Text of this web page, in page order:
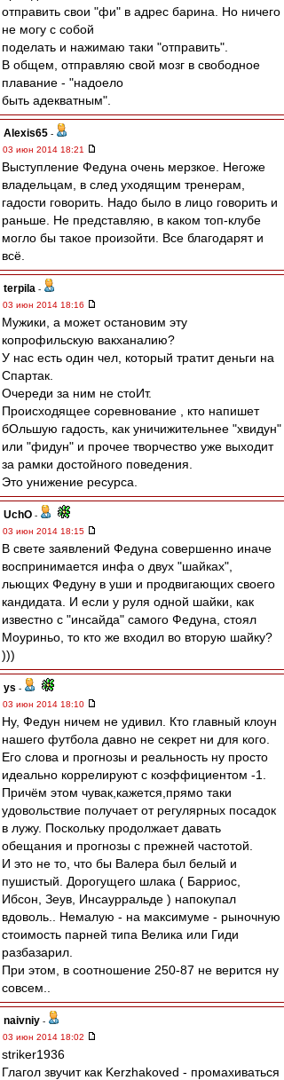
отправить свои "фи" в адрес барина. Но ничего
не могу с собой
поделать и нажимаю таки "отправить".
В общем, отправляю свой мозг в свободное
плавание - "надоело
быть адекватным".
Alexis65 -
03 июн 2014 18:21
Выступление Федуна очень мерзкое. Негоже
владельцам, в след уходящим тренерам,
гадости говорить. Надо было в лицо говорить и
раньше. Не представляю, в каком топ-клубе
могло бы такое произойти. Все благодарят и
всё.
terpila -
03 июн 2014 18:16
Мужики, а может остановим эту
копрофильскую вакханалию?
У нас есть один чел, который тратит деньги на
Спартак.
Очереди за ним не стоИт.
Происходящее соревнование , кто напишет
бОльшую гадость, как уничижительнее "хвидун"
или "фидун" и прочее творчество уже выходит
за рамки достойного поведения.
Это унижение ресурса.
UchO -
03 июн 2014 18:15
В свете заявлений Федуна совершенно иначе
воспринимается инфа о двух "шайках",
льющих Федуну в уши и продвигающих своего
кандидата. И если у руля одной шайки, как
известно с "инсайда" самого Федуна, стоял
Моуриньо, то кто же входил во вторую шайку?
)))
ys -
03 июн 2014 18:10
Ну, Федун ничем не удивил. Кто главный клоун
нашего футбола давно не секрет ни для кого.
Его слова и прогнозы и реальность ну просто
идеально коррелируют с коэффициентом -1.
Причём этом чувак,кажется,прямо таки
удовольствие получает от регулярных посадок
в лужу. Поскольку продолжает давать
обещания и прогнозы с прежней частотой.
И это не то, что бы Валера был белый и
пушистый. Дорогущего шлака ( Барриос,
Ибсон, Зеув, Инсаурральде ) напокупал
вдоволь.. Немалую - на максимуме - рыночную
стоимость парней типа Велика или Гиди
разбазарил.
При этом, в соотношение 250-87 не верится ну
совсем..
naivniy -
03 июн 2014 18:02
striker1936
Глагол звучит как Kerzhakoved - промахиваться